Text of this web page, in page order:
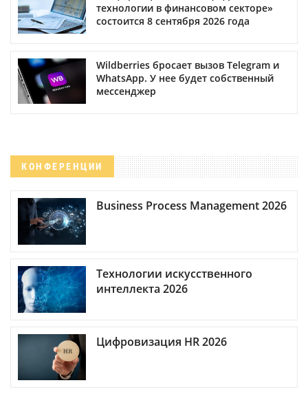
технологии в финансовом секторе»
состоится 8 сентября 2026 года
Wildberries бросает вызов Telegram и
WhatsApp. У нее будет собственный
мессенджер
КОНФЕРЕНЦИИ
Business Process Management 2026
Технологии искусственного
интеллекта 2026
Цифровизация HR 2026